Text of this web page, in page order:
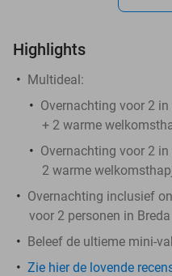
Highlights
Multideal:
Overnachting voor 2
+ 2 warme
Overnachting voor 2
2 warme
Overnachting inclusief
voor 2 personen in Breda
Beleef de ultieme mini-
Zie hier de lovende